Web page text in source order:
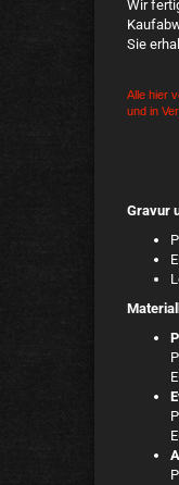
Wir
Sie
Alle hier
und in
Gravur